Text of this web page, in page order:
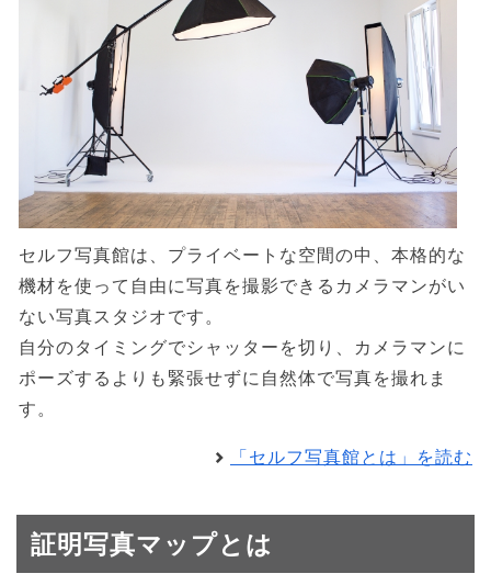
セルフ写真館は、プライベートな空間の中、本格的な
機材を使って自由に写真を撮影できるカメラマンがい
ない写真スタジオです。
自分のタイミングでシャッターを切り、カメラマンに
ポーズするよりも緊張せずに自然体で写真を撮れま
す。
「セルフ写真館とは」を読む
証明写真マップとは